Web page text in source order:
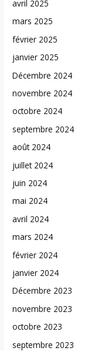
avril 2025
mars 2025
février 2025
janvier 2025
Décembre 2024
novembre 2024
octobre 2024
septembre 2024
août 2024
juillet 2024
juin 2024
mai 2024
avril 2024
mars 2024
février 2024
janvier 2024
Décembre 2023
novembre 2023
octobre 2023
septembre 2023